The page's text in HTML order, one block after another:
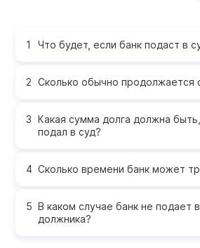
Что будет, если банк подаст в
Сколько обычно продолжается
Какая сумма долга должна
подал в суд?
Сколько времени банк может
В каком случае банк не подает
должника?